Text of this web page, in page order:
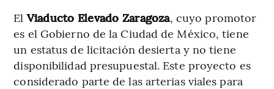
ElViaducto Elevado Zaragoza, cuyo promotor
es el Gobierno de la Ciudad de México, tiene
un estatus de licitación desierta y no tiene
disponibilidad presupuestal. Este proyecto es
considerado parte de las arterias viales para